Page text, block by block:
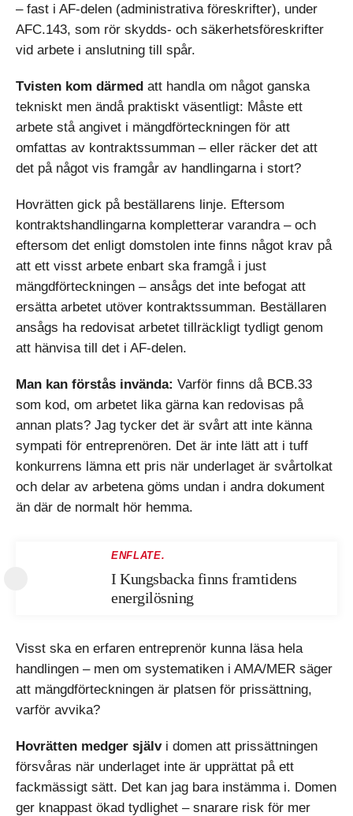
– fast i AF-delen (administrativa föreskrifter), under
AFC.143, som rör skydds- och säkerhetsföreskrifter
vid arbete i anslutning till spår.
Tvisten kom därmed att handla om något ganska
tekniskt men ändå praktiskt väsentligt: Måste ett
arbete stå angivet i mängdförteckningen för att
omfattas av kontraktssumman – eller räcker det att
det på något vis framgår av handlingarna i stort?
Hovrätten gick på beställarens linje. Eftersom
kontraktshandlingarna kompletterar varandra – och
eftersom det enligt domstolen inte finns något krav på
att ett visst arbete enbart ska framgå i just
mängdförteckningen – ansågs det inte befogat att
ersätta arbetet utöver kontraktssumman. Beställaren
ansågs ha redovisat arbetet tillräckligt tydligt genom
att hänvisa till det i AF-delen.
Man kan förstås invända: Varför finns då BCB.33
som kod, om arbetet lika gärna kan redovisas på
annan plats? Jag tycker det är svårt att inte känna
sympati för entreprenören. Det är inte lätt att i tuff
konkurrens lämna ett pris när underlaget är svårtolkat
och delar av arbetena göms undan i andra dokument
än där de normalt hör hemma.
ENFLATE.
I Kungsbacka finns framtidens
energilösning
Visst ska en erfaren entreprenör kunna läsa hela
handlingen – men om systematiken i AMA/MER säger
att mängdförteckningen är platsen för prissättning,
varför avvika?
Hovrätten medger självi domen att prissättningen
försvåras när underlaget inte är upprättat på ett
fackmässigt sätt. Det kan jag bara instämma i. Domen
ger knappast ökad tydlighet – snarare risk för mer